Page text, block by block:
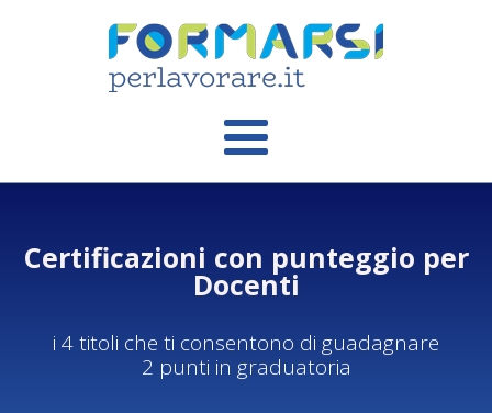
Certificazioni con punteggio per
Docenti
i 4 titoli che ti consentono di guadagnare
2 punti in graduatoria